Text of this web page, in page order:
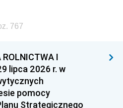
767
I
lipca 2026 r. w
pomocy
Strategicznego